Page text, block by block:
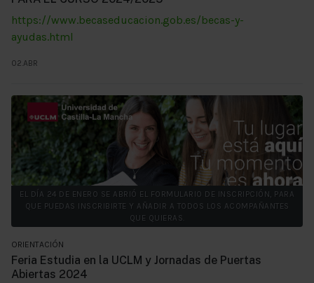
https://www.becaseducacion.gob.es/becas-y-
ayudas.html
02.ABR
EL DÍA 24 DE ENERO SE ABRIÓ EL FORMULARIO DE INSCRIPCIÓN, PARA
QUE PUEDAS INSCRIBIRTE Y AÑADIR A TODOS LOS ACOMPAÑANTES
QUE QUIERAS.
ORIENTACIÓN
Feria Estudia en la UCLM y Jornadas de Puertas
Abiertas 2024